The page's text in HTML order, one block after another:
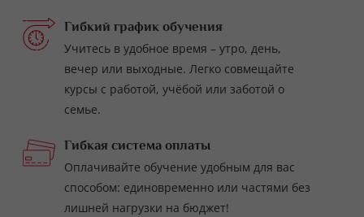
Гибкий график обучения
Учитесь в удобное время – утро, день,
вечер или выходные. Легко совмещайте
курсы с работой, учёбой или заботой о
семье.
Гибкая система оплаты
Оплачивайте обучение удобным для вас
способом: единовременно или частями без
лишней нагрузки на бюджет!